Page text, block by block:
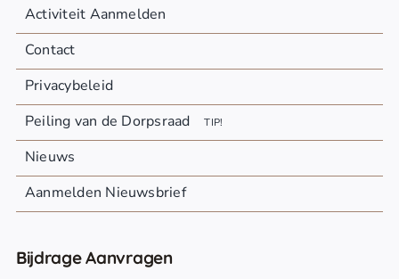
Activiteit Aanmelden
Contact
Privacybeleid
Peiling van de Dorpsraad
TIP!
Nieuws
Aanmelden Nieuwsbrief
Bijdrage Aanvragen